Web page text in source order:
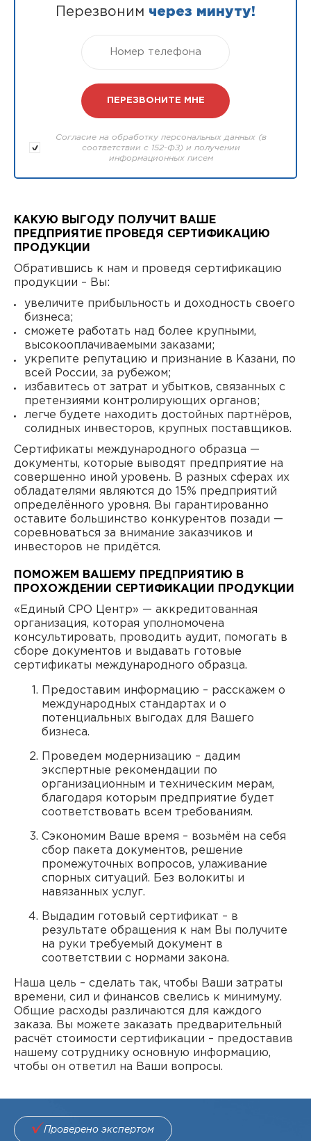
Перезвоним через минуту!
Согласие на обработку персональных данных (в
соответствии с 152-ФЗ) и получении
информационных писем
КАКУЮ ВЫГОДУ ПОЛУЧИТ ВАШЕ
ПРЕДПРИЯТИЕ ПРОВЕДЯ СЕРТИФИКАЦИЮ
ПРОДУКЦИИ
Обратившись к нам и проведя сертификацию
продукции – Вы:
увеличите прибыльность и доходность своего
бизнеса;
сможете работать над более крупными,
высокооплачиваемыми заказами;
укрепите репутацию и признание в Казани, по
всей России, за рубежом;
избавитесь от затрат и убытков, связанных с
претензиями контролирующих органов;
легче будете находить достойных партнёров,
солидных инвесторов, крупных поставщиков.
Сертификаты международного образца —
документы, которые выводят предприятие на
совершенно иной уровень. В разных сферах их
обладателями являются до 15% предприятий
определённого уровня. Вы гарантированно
оставите большинство конкурентов позади —
соревноваться за внимание заказчиков и
инвесторов не придётся.
ПОМОЖЕМ ВАШЕМУ ПРЕДПРИЯТИЮ В
ПРОХОЖДЕНИИ СЕРТИФИКАЦИИ ПРОДУКЦИИ
«Единый СРО Центр» — аккредитованная
организация, которая уполномочена
консультировать, проводить аудит, помогать в
сборе документов и выдавать готовые
сертификаты международного образца.
Предоставим информацию – расскажем о
международных стандартах и о
потенциальных выгодах для Вашего
бизнеса.
Проведем модернизацию – дадим
экспертные рекомендации по
организационным и техническим мерам,
благодаря которым предприятие будет
соответствовать всем требованиям.
Сэкономим Ваше время – возьмём на себя
сбор пакета документов, решение
промежуточных вопросов, улаживание
спорных ситуаций. Без волокиты и
навязанных услуг.
Выдадим готовый сертификат – в
результате обращения к нам Вы получите
на руки требуемый документ в
соответствии с нормами закона.
Наша цель – сделать так, чтобы Ваши затраты
времени, сил и финансов свелись к минимуму.
Общие расходы различаются для каждого
заказа. Вы можете заказать предварительный
расчёт стоимости сертификации – предоставив
нашему сотруднику основную информацию,
чтобы он ответил на Ваши вопросы.
Проверено экспертом